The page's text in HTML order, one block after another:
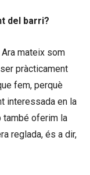
del barri?
mateix som
pràcticament
fem, perquè
interessada en la
també oferim la
reglada, és a dir,